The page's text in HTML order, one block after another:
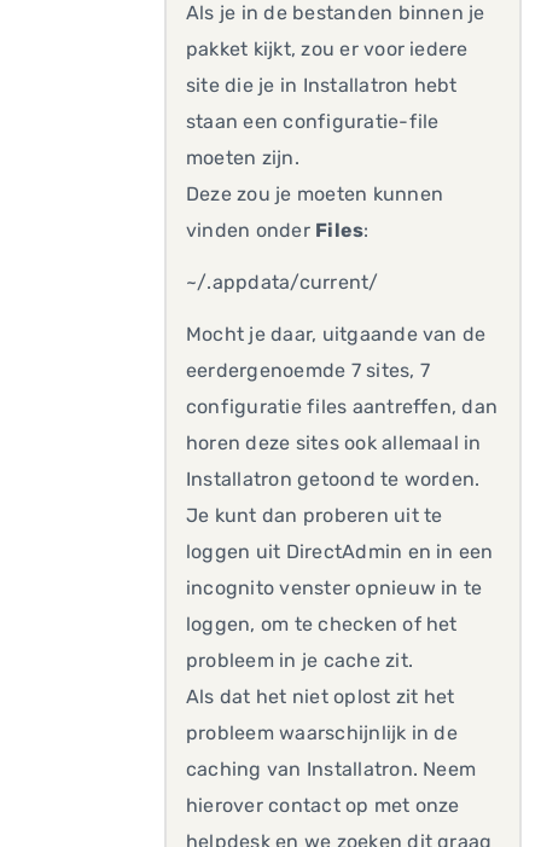
Als je in de bestanden binnen je
pakket kijkt, zou er voor iedere
site die je in Installatron hebt
staan een configuratie-file
moeten zijn.
Deze zou je moeten kunnen
vinden onder Files:
~/.appdata/current/
Mocht je daar, uitgaande van de
eerdergenoemde 7 sites, 7
configuratie files aantreffen, dan
horen deze sites ook allemaal in
Installatron getoond te worden.
Je kunt dan proberen uit te
loggen uit DirectAdmin en in een
incognito venster opnieuw in te
loggen, om te checken of het
probleem in je cache zit.
Als dat het niet oplost zit het
probleem waarschijnlijk in de
caching van Installatron. Neem
hierover contact op met onze
helpdesk en we zoeken dit graag